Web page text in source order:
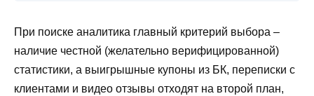
Отзывы о каппере Иван Теннис
@tennis_beton
Платные подписки на ставки
При поиске аналитика главный критерий выбора –
наличие честной (желательно верифицированной)
статистики, а выигрышные купоны из БК, переписки с
клиентами и видео отзывы отходят на второй план,